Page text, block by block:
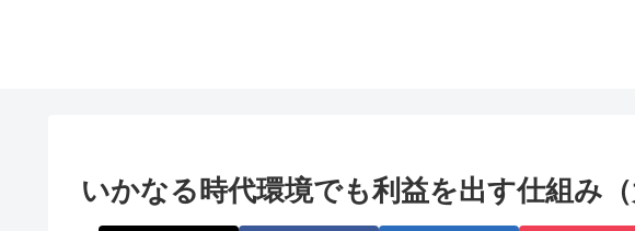
いかなる時代環境でも利益を出す仕組み